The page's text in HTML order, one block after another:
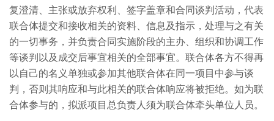
复澄清、主张或放弃权利、签字盖章和合同谈判活动，代表
联合体提交和接收相关的资料、信息及指示，处理与之有关
的一切事务，并负责合同实施阶段的主办、组织和协调工作
等谈判以及成交后事宜相关的全部事宜。联合体各方不得再
以自己的名义单独或参加其他联合体在同一项目中参与谈
判，否则其响应和与此相关的联合体响应将被拒绝。如为联
合体参与的，拟派项目总负责人须为联合体牵头单位人员。